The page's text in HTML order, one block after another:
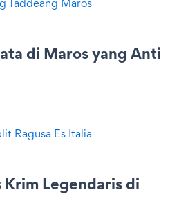
di Maros yang Anti
Krim Legendaris di